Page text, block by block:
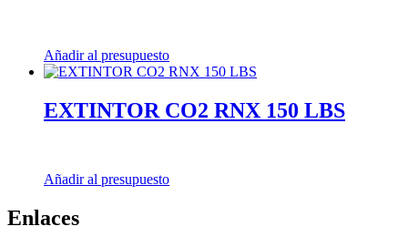
Añadir al presupuesto
EXTINTOR CO2 RNX 150 LBS
Añadir al presupuesto
Enlaces